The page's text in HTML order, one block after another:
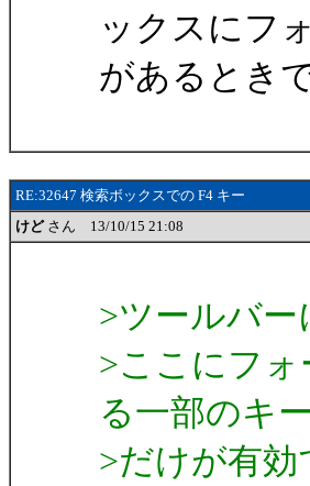
ックスにフ
があるとき
RE:32647 検索ボックスでの F4 キー
けどさん 13/10/15 21:08
>ツールバ
>ここにフ
る一部のキ
>だけが有